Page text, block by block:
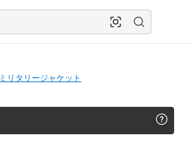
ミリタリージャケット